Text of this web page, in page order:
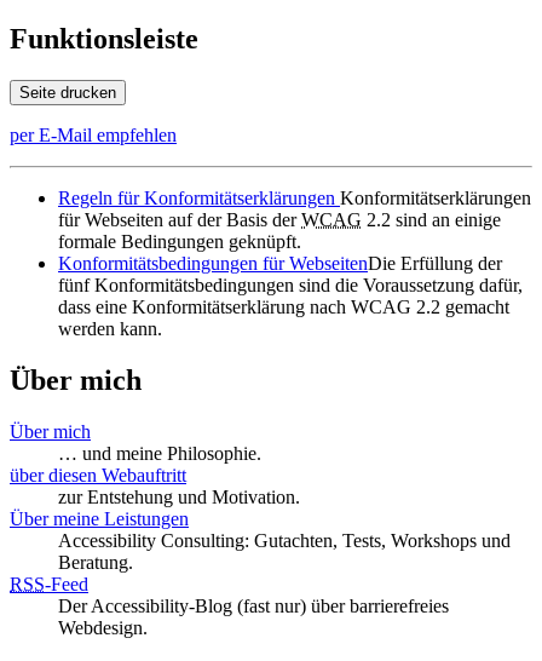
Funktionsleiste
Seite drucken
per E-Mail empfehlen
Regeln für Konformitätserklärungen Konformitätserklärungen
fürWebseiten auf der Basis derWCAG 2.2 sind an einige
formale Bedingungen geknüpft.
Konformitätsbedingungen für WebseitenDie Erfüllung der
fünf Konformitätsbedingungen sind die Voraussetzung dafür,
dass eine Konformitätserklärung nach WCAG 2.2 gemacht
werden kann.
Über mich
Über mich
… und meine Philosophie.
über diesen Webauftritt
zur Entstehung und Motivation.
Über meine Leistungen
Accessibility Consulting: Gutachten, Tests, Workshops und
Beratung.
RSS-Feed
Der Accessibility-Blog (fast nur) über barrierefreies
Webdesign.